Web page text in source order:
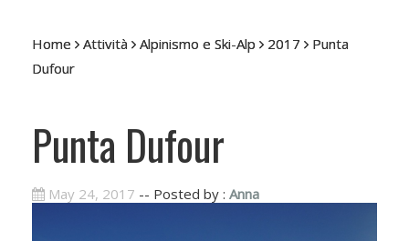
Home Attività Alpinismo e Ski-Alp 2017
Punta
Dufour
Punta Dufour
May 24, 2017 -- Posted by : Anna